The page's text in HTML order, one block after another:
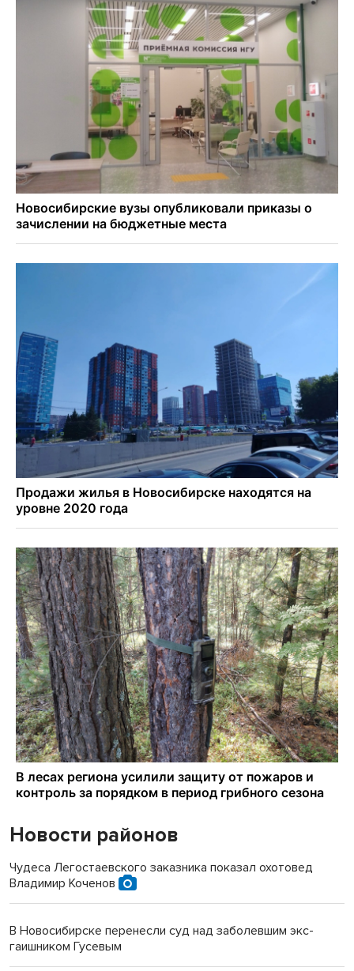
Новости районов
Чудеса Легостаевского заказника показал охотовед
Владимир Коченов
В Новосибирске перенесли суд над заболевшим экс-
гаишником Гусевым